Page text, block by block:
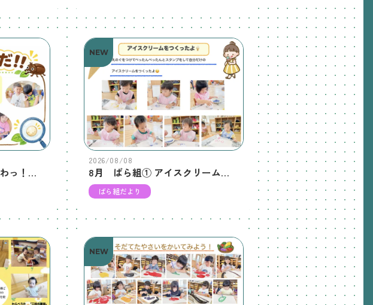
8月 ちゅうりっぷ組③ わっ！たまごだ！！
NEW
2026/08/08
8月 ばら組① アイスクリームをつくったよ🍦
ばら組だより
NEW